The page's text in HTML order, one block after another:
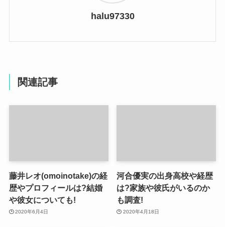
halu97330
関連記事
藤井レオ(omoinotake)の経
歴やプロフィールは?結婚
や彼女についても!
2020年6月4日
河合優実の出身高校や経歴
は?家族や彼氏がいるのか
も調査!
2020年4月18日